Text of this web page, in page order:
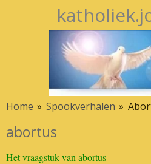
Home » Spookverhalen »
abortus
Het vraagstuk van abortus